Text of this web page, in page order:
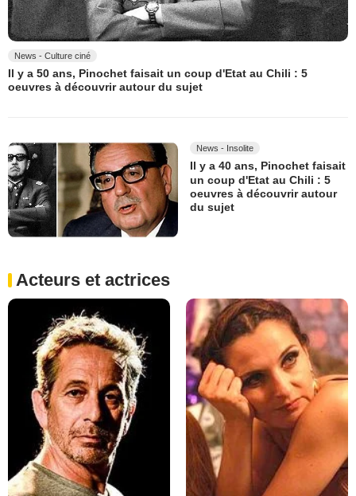
News - Culture ciné
Il y a 50 ans, Pinochet faisait un coup d'Etat au Chili : 5
oeuvres à découvrir autour du sujet
News - Insolite
Il y a 40 ans, Pinochet faisait
un coup d'Etat au Chili : 5
oeuvres à découvrir autour
du sujet
Acteurs et actrices